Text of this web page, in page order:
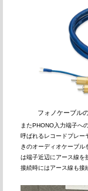
フォノケーブル
またPHONO入力端子へ
呼ばれるレコードプレー
きのオーディオケーブル
は端子近辺にアース線を
接続時にはアース線も接